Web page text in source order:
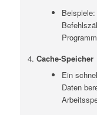
Cache-Speicher
Ein
Daten